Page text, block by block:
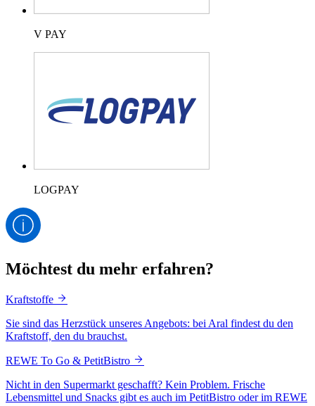
V PAY
LOGPAY
Möchtest du mehr erfahren?
Kraftstoffe
Sie sind das Herzstück unseres Angebots: bei Aral findest du den
Kraftstoff, den du brauchst.
REWE To Go & PetitBistro
Nicht in den Supermarkt geschafft? Kein Problem. Frische
Lebensmittel und Snacks gibt es auch im PetitBistro oder im REWE